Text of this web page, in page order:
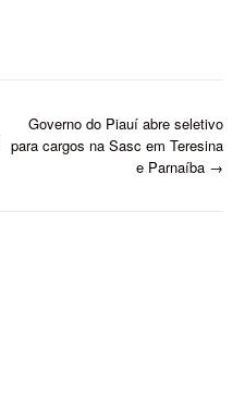
Governo do Piauí abre seletivo
para cargos na Sasc em Teresina
e Parnaíba →